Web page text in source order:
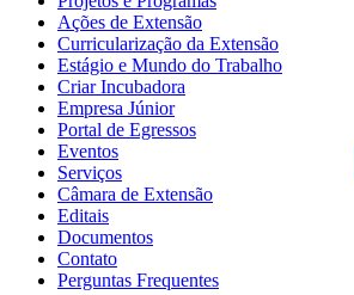
Ações de Extensão
Curricularização da Extensão
Estágio e Mundo do Trabalho
Criar Incubadora
Empresa Júnior
Portal de Egressos
Eventos
Serviços
Câmara de Extensão
Editais
Documentos
Contato
Perguntas Frequentes